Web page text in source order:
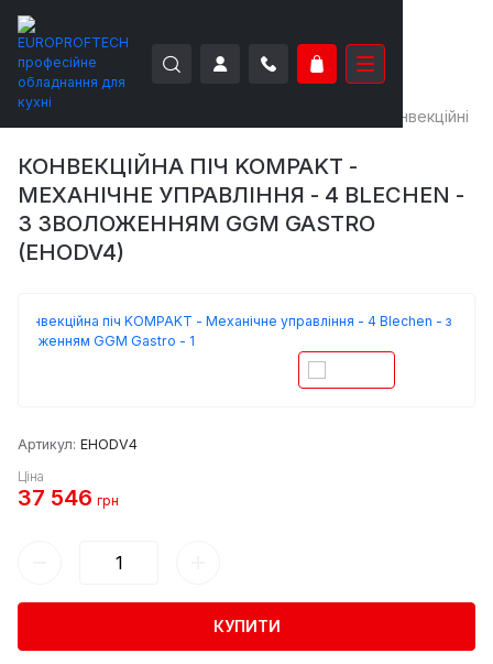
EUROPROFTECH Печі конвекційні
КОНВЕКЦІЙНА ПІЧ KOMPAKT -
МЕХАНІЧНЕ УПРАВЛІННЯ - 4 BLECHEN -
З ЗВОЛОЖЕННЯМ GGM GASTRO
(EHODV4)
Артикул: EHODV4
Ціна
37 546 грн
КУПИТИ